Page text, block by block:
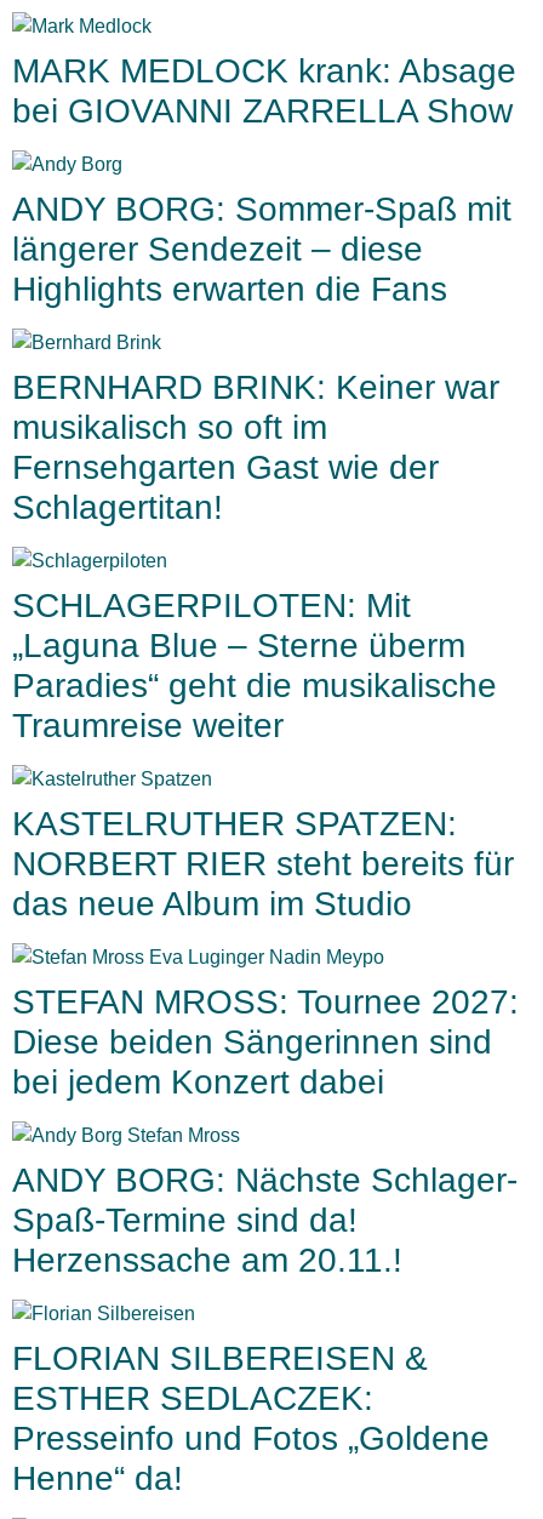
MARK MEDLOCK krank: Absage
bei GIOVANNI ZARRELLA Show
ANDY BORG: Sommer-Spaß mit
längerer Sendezeit – diese
Highlights erwarten die Fans
BERNHARD BRINK: Keiner war
musikalisch so oft im
Fernsehgarten Gast wie der
Schlagertitan!
SCHLAGERPILOTEN: Mit
„Laguna Blue – Sterne überm
Paradies“ geht die musikalische
Traumreise weiter
KASTELRUTHER SPATZEN:
NORBERT RIER steht bereits für
das neue Album im Studio
STEFAN MROSS: Tournee 2027:
Diese beiden Sängerinnen sind
bei jedem Konzert dabei
ANDY BORG: Nächste Schlager-
Spaß-Termine sind da!
Herzenssache am 20.11.!
FLORIAN SILBEREISEN &
ESTHER SEDLACZEK:
Presseinfo und Fotos „Goldene
Henne“ da!